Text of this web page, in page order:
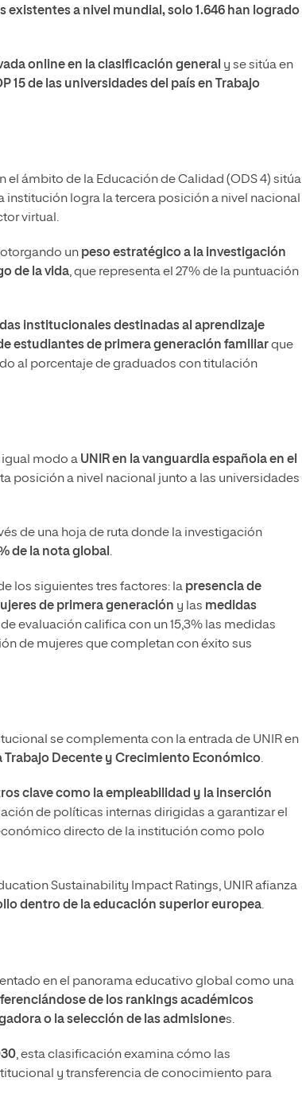
existentes a nivel mundial, solo 1.646 han logrado
online en la clasificación general y se sitúa en
15 de las universidades del país en Trabajo
ámbito de la Educación de Calidad (ODS 4) sitúa
institución logra la tercera posición a nivel nacional
virtual.
un peso estratégico a la investigación
de la vida, que representa el 27% de la puntuación
institucionales destinadas al aprendizaje
estudiantes de primera generación familiarque
al porcentaje de graduados con titulación
igual modo a UNIR en la vanguardia española en el
posición a nivel nacional junto a las universidades
de una hoja de ruta donde la investigación
de la nota global.
los siguientes tres factores: la presencia de
de primera generación y las medidas
evaluación califica con un 15,3% las medidas
de mujeres que completan con éxito sus
se complementa con la entrada de UNIR en
Trabajo Decente y Crecimiento Económico.
clave como la empleabilidad y la inserción
de políticas internas dirigidas a garantizar el
directo de la institución como polo
Sustainability Impact Ratings, UNIR afianza
dentro de la educación superior europea.
en el panorama educativo global como una
de los rankings académicos
o la selección de las admisiones.
, esta clasificación examina cómo las
y transferencia de conocimiento para